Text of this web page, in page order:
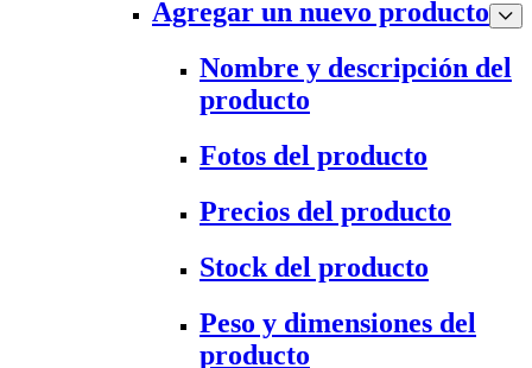
Agregar un nuevo producto
Nombre y descripción del
producto
Fotos del producto
Precios del producto
Stock del producto
Peso y dimensiones del
producto